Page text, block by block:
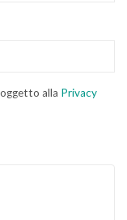
alla Privacy